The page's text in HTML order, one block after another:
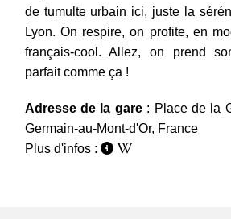
de tumulte urbain ici, juste la
Lyon. On respire, on profite, en
français-cool. Allez, on prend
parfait comme ça !
Adresse de la gare : Place de la
Germain-au-Mont-d'Or, France
Plus d'infos :